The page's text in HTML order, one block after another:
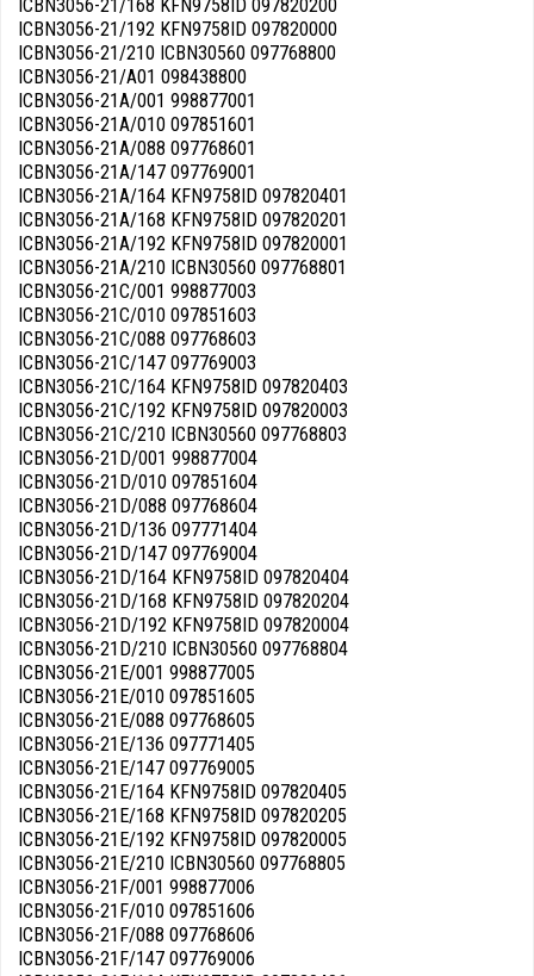
ICBN3056-21/168 KFN9758ID 097820200
ICBN3056-21/192 KFN9758ID 097820000
ICBN3056-21/210 ICBN30560 097768800
ICBN3056-21/A01 098438800
ICBN3056-21A/001 998877001
ICBN3056-21A/010 097851601
ICBN3056-21A/088 097768601
ICBN3056-21A/147 097769001
ICBN3056-21A/164 KFN9758ID 097820401
ICBN3056-21A/168 KFN9758ID 097820201
ICBN3056-21A/192 KFN9758ID 097820001
ICBN3056-21A/210 ICBN30560 097768801
ICBN3056-21C/001 998877003
ICBN3056-21C/010 097851603
ICBN3056-21C/088 097768603
ICBN3056-21C/147 097769003
ICBN3056-21C/164 KFN9758ID 097820403
ICBN3056-21C/192 KFN9758ID 097820003
ICBN3056-21C/210 ICBN30560 097768803
ICBN3056-21D/001 998877004
ICBN3056-21D/010 097851604
ICBN3056-21D/088 097768604
ICBN3056-21D/136 097771404
ICBN3056-21D/147 097769004
ICBN3056-21D/164 KFN9758ID 097820404
ICBN3056-21D/168 KFN9758ID 097820204
ICBN3056-21D/192 KFN9758ID 097820004
ICBN3056-21D/210 ICBN30560 097768804
ICBN3056-21E/001 998877005
ICBN3056-21E/010 097851605
ICBN3056-21E/088 097768605
ICBN3056-21E/136 097771405
ICBN3056-21E/147 097769005
ICBN3056-21E/164 KFN9758ID 097820405
ICBN3056-21E/168 KFN9758ID 097820205
ICBN3056-21E/192 KFN9758ID 097820005
ICBN3056-21E/210 ICBN30560 097768805
ICBN3056-21F/001 998877006
ICBN3056-21F/010 097851606
ICBN3056-21F/088 097768606
ICBN3056-21F/147 097769006